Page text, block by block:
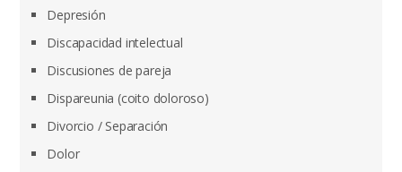
Depresión
Discapacidad intelectual
Discusiones de pareja
Dispareunia (coito doloroso)
Divorcio / Separación
Dolor